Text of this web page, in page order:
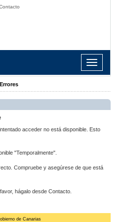
Toggle
navigation
acceder no está disponible. Esto
"Temporalmente".
Compruebe y asegúrese de que está
hágalo desde Contacto.
de Canarias